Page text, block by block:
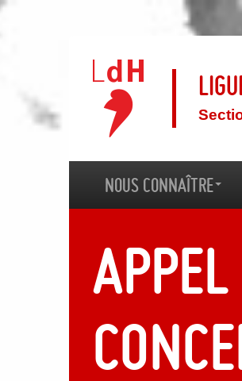
Nous connaître